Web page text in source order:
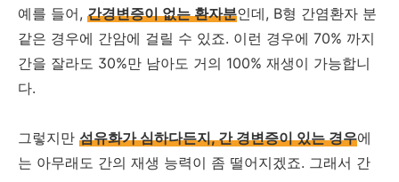
예를 들어, 간경변증이 없는 환자분인데, B형 간염환자 분
같은 경우에 간암에 걸릴 수 있죠. 이런 경우에 70% 까지
간을 잘라도 30%만 남아도 거의 100% 재생이 가능합니
다.
그렇지만 섬유화가 심하다든지, 간 경변증이 있는 경우에
는 아무래도 간의 재생 능력이 좀 떨어지겠죠. 그래서 간